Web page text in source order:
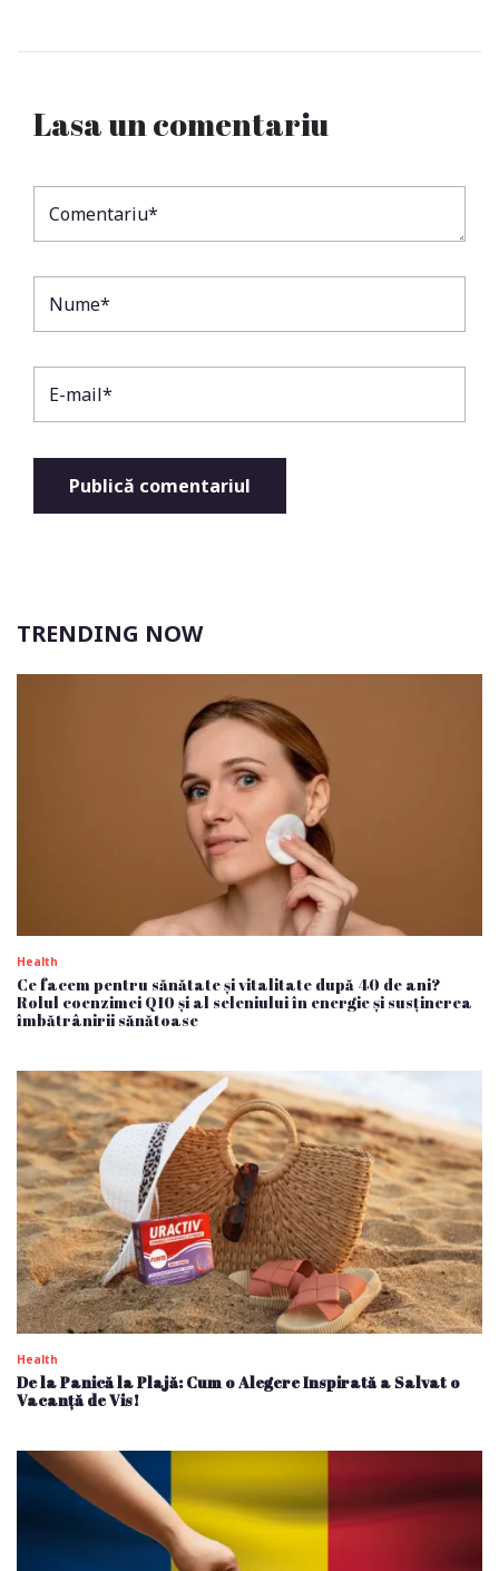
Lasa un comentariu
TRENDING NOW
Health
Ce facem pentru sănătate și vitalitate după 40 de ani?
Rolul coenzimei Q10 și al seleniului în energie și susținerea
îmbătrânirii sănătoase
Health
De la Panică la Plajă: Cum o Alegere Inspirată a Salvat o
Vacanță de Vis!